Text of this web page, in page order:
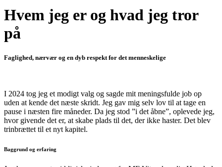
Hvem jeg er og hvad jeg tror
på
Faglighed, nærvær og en dyb respekt for det menneskelige
I 2024 tog jeg et modigt valg og sagde mit meningsfulde job op
uden at kende det næste skridt. Jeg gav mig selv lov til at tage en
pause i næsten fire måneder. Da jeg stod ”i det åbne”, oplevede jeg,
hvor givende det er, at skabe plads til det, der ikke haster. Det blev
trinbrættet til et nyt kapitel.
Baggrund og erfaring